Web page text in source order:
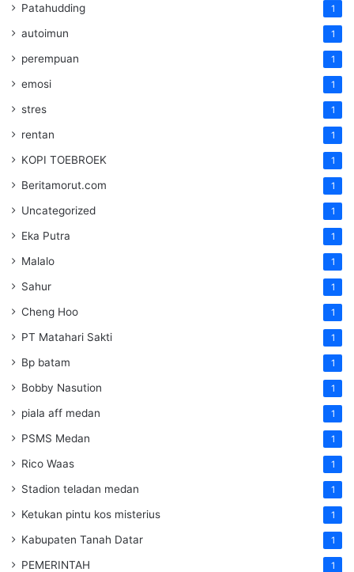
Patahudding 1
autoimun 1
perempuan 1
emosi 1
stres 1
rentan 1
KOPI TOEBROEK 1
Beritamorut.com 1
Uncategorized 1
Eka Putra 1
Malalo 1
Sahur 1
Cheng Hoo 1
PT Matahari Sakti 1
Bp batam 1
Bobby Nasution 1
piala aff medan 1
PSMS Medan 1
Rico Waas 1
Stadion teladan medan 1
Ketukan pintu kos misterius 1
Kabupaten Tanah Datar 1
PEMERINTAH 1